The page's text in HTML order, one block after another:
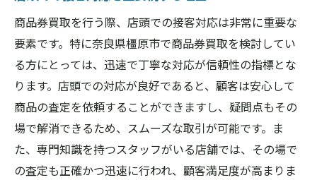
商品券買取を行う際、店頭での接客対応は非常に重要な
要素です。特に奈良県橿原市で商品券買取を検討してい
る方にとっては、迅速で丁寧な対応が信頼性の指標とな
ります。店頭での対応が良好であると、顧客は安心して
商品の査定を依頼することができますし、疑問点もその
場で解消できるため、スムーズな取引が可能です。ま
た、専門知識を持つスタッフがいる店舗では、その場で
の査定も正確かつ迅速に行われ、顧客満足度が高まりま